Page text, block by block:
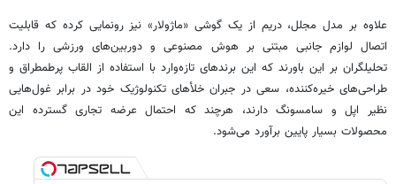
علاوه بر مدل مجلل، دریم از یک گوشی «ماژولار» نیز رونمایی کرده که قابلیت
اتصال لوازم جانبی مبتنی بر هوش مصنوعی و دوربین‌های ورزشی را دارد.
تحلیلگران بر این باورند که این برندهای تازه‌وارد با استفاده از القاب پرطمطراق و
طراحی‌های خیره‌کننده، سعی در جبران خلأهای تکنولوژیک خود در برابر غول‌هایی
نظیر اپل و سامسونگ دارند، هرچند که احتمال عرضه تجاری گسترده این
محصولات بسیار پایین برآورد می‌شود.